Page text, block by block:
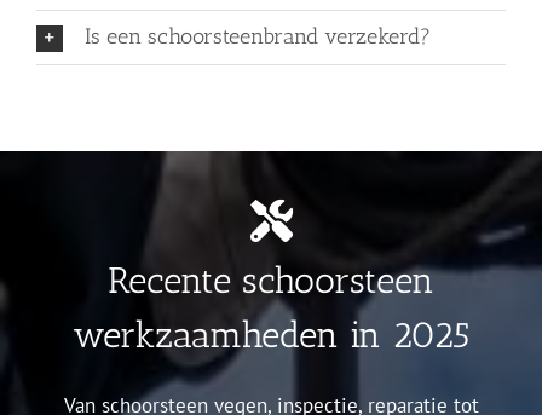
Is een schoorsteenbrand verzekerd?
Recente schoorsteen
werkzaamheden in 2025
Van schoorsteen vegen, inspectie, reparatie tot